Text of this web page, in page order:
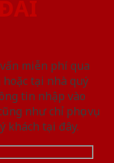
miễn phí qua
tại nhà quý
tin nhập vào
như chỉ phục vụ
khách tại đây.